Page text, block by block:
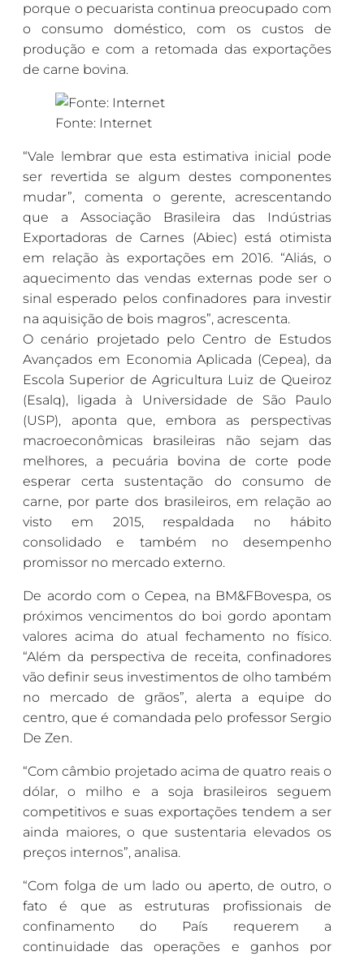
porque o pecuarista continua preocupado com
o consumo doméstico, com os custos de
produção e com a retomada das exportações
de carne bovina.
Fonte: Internet
“Vale lembrar que esta estimativa inicial pode
ser revertida se algum destes componentes
mudar”, comenta o gerente, acrescentando
que a Associação Brasileira das Indústrias
Exportadoras de Carnes (Abiec) está otimista
em relação às exportações em 2016. “Aliás, o
aquecimento das vendas externas pode ser o
sinal esperado pelos confinadores para investir
na aquisição de bois magros”, acrescenta.
O cenário projetado pelo Centro de Estudos
Avançados em Economia Aplicada (Cepea), da
Escola Superior de Agricultura Luiz de Queiroz
(Esalq), ligada à Universidade de São Paulo
(USP), aponta que, embora as perspectivas
macroeconômicas brasileiras não sejam das
melhores, a pecuária bovina de corte pode
esperar certa sustentação do consumo de
carne, por parte dos brasileiros, em relação ao
visto em 2015, respaldada no hábito
consolidado e também no desempenho
promissor no mercado externo.
De acordo com o Cepea, na BM&FBovespa, os
próximos vencimentos do boi gordo apontam
valores acima do atual fechamento no físico.
“Além da perspectiva de receita, confinadores
vão definir seus investimentos de olho também
no mercado de grãos”, alerta a equipe do
centro, que é comandada pelo professor Sergio
De Zen.
“Com câmbio projetado acima de quatro reais o
dólar, o milho e a soja brasileiros seguem
competitivos e suas exportações tendem a ser
ainda maiores, o que sustentaria elevados os
preços internos”, analisa.
“Com folga de um lado ou aperto, de outro, o
fato é que as estruturas profissionais de
confinamento do País requerem a
continuidade das operações e ganhos por